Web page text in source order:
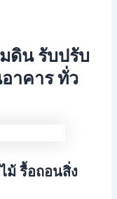
ดิน รับปรับ
าคาร ทั่ว
ม้ รื้อถอนสิ่ง